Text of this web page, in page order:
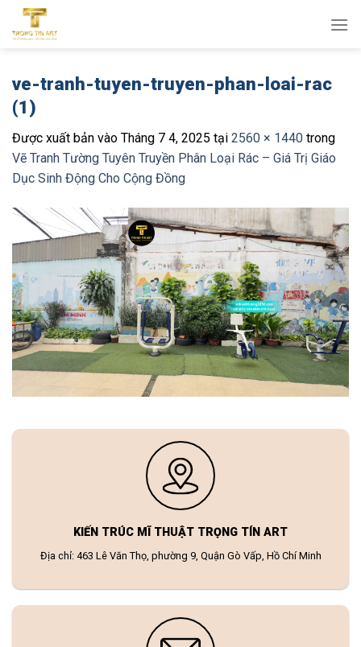
qua
ve-tranh-tuyen-truyen-phan-loai-rac
(1)
Được xuất bản vào Tháng 7 4, 2025 tại 2560 × 1440 trong
Vẽ Tranh Tường Tuyên Truyền Phân Loại Rác – Giá Trị Giáo
Dục Sinh Động Cho Cộng Đồng
KIẾN TRÚC MĨ THUẬT TRỌNG TÍN ART
Địa chỉ: 463 Lê Văn Thọ, phường 9, Quận Gò Vấp, Hồ Chí Minh